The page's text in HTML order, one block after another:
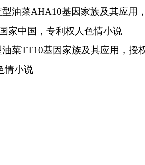
油菜AHA10基因家族及其应用
家中国，专利权人色情小说
油菜TT10基因家族及其应用，授
情小说